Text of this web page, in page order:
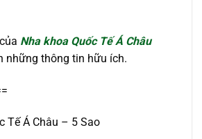
Nha khoa Quốc Tế Á Châu
những thông tin hữu ích.
Tế Á Châu – 5 Sao